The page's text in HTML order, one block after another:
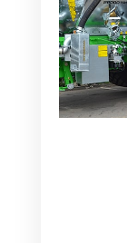
FAN SHOP
PARTS